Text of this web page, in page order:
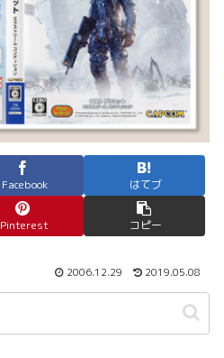
Facebook はてブ
Pinterest コピー
2006.12.29 2019.05.08